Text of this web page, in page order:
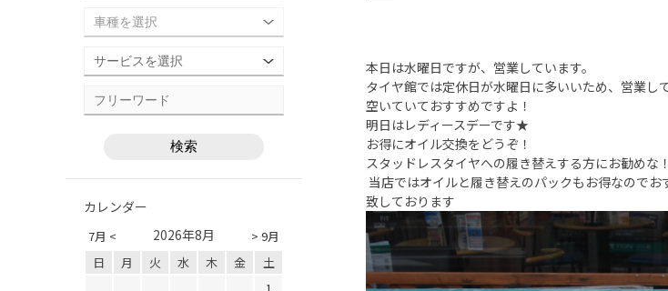
本日は水曜日ですが、営業しています。
タイヤ館では定休日が水曜日に多いいため、営業し
空いていておすすめですよ！
明日はレディースデーです★
お得にオイル交換をどうぞ！
スタッドレスタイヤへの履き替えする方にお勧めな
当店ではオイルと履き替えのパックもお得なのでお
致しております
カレンダー
7月 < > 9月
2026年8月
日 月 火 水 木 金
土